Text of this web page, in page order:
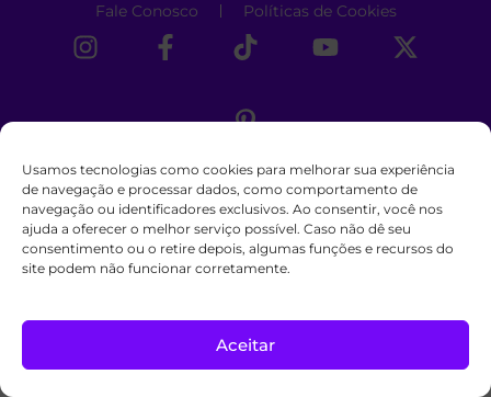
Usamos tecnologias como cookies para melhorar sua experiência
de navegação e processar dados, como comportamento de
navegação ou identificadores exclusivos. Ao consentir, você nos
ajuda a oferecer o melhor serviço possível. Caso não dê seu
consentimento ou o retire depois, algumas funções e recursos do
site podem não funcionar corretamente.
Aceitar
Fale Conosco Políticas de Cookies